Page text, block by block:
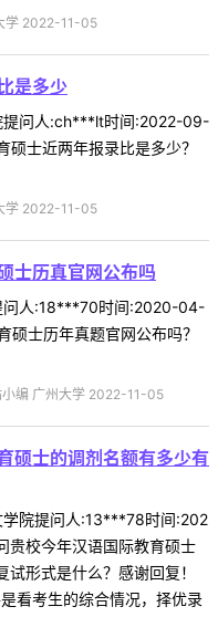
学 2022-11-05
是多少
提问人:ch***lt时间:2022-09-
士近两年报录比是多少？
学 2022-11-05
士历真官网公布吗
问人:18***70时间:2020-04-
士历年真题官网公布吗？
小编 广州大学 2022-11-05
硕士的调剂名额有多少有
学院提问人:13***78时间:202
校今年汉语国际教育硕士
形式是什么？感谢回复！
看考生的综合情况，择优录